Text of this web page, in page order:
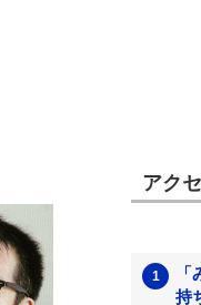
アク
持